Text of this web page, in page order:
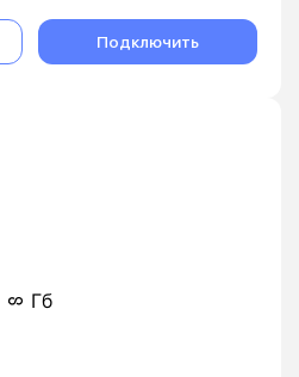
Подключить
Гб